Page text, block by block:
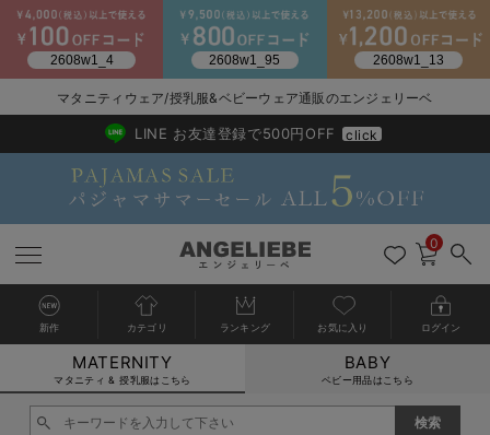
マタニティウェア全て
マタニティ 下着・インナー全て
授乳服全て
マタニティ フォーマル全て
授乳用品全て
マタニティレッグウェア全て
マタニティ ボディケア全て
アウトレット全て
特集全て
再入荷全て
戻る
送料無料アイテム全て
戻る
ブラキャミ おまとめ
戻る
【37周年祭セール】
戻る
気温差別オススメア
戻る
戻る
戻る
マタニティウェア
戻る
こだわりの履き心地
戻る
戻る
出産準備応援割全て
戻る
戻る
戻る
戻る
戻る
戻る
戻る
春のマタニティワン
戻る
Gift Selection 出産
戻る
冬の冷え対策インナ
戻る
入院準備の持ち物チ
戻る
冬のあったか特集全て
マタニティウェア/授乳服&ベビーウェア通販のエンジェリーベ
2026/NewArrival
送料495円(一部地域を除く) 7,700円以上で送料無料
LINE お友達登録で500円OFF click
0
新作 カテゴリ ランキング お気に入り ログイン
MATERNITY
マタニティ & 授乳服はこちら
BABY
ベビー用品はこちら
カートに入れる